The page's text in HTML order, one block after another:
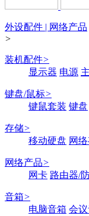
外设配件 | 网络产品
>
装机配件>
显示器 电源
键盘/鼠标>
键鼠套装 键盘
存储>
移动硬盘 网
网络产品>
网卡 路由器/
音箱>
电脑音箱 会